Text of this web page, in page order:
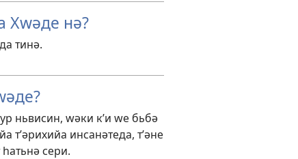
Хԝәде нә?
тинә.
ньвисин, ԝәки кʹи ԝе бьбә
тʹәрихийа инсанәтеда, тʹәне
сери.